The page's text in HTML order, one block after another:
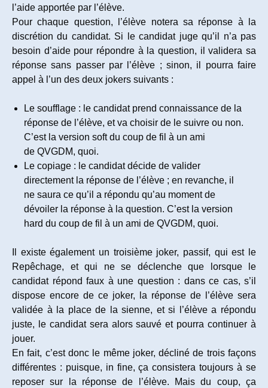
l’aide apportée par l’élève.
Pour chaque question, l’élève notera sa réponse à la
discrétion du candidat. Si le candidat juge qu’il n’a pas
besoin d’aide pour répondre à la question, il validera sa
réponse sans passer par l’élève ; sinon, il pourra faire
appel à l’un des deux jokers suivants :
Le soufflage : le candidat prend connaissance de la
réponse de l’élève, et va choisir de le suivre ou non.
C’est la version soft du coup de fil à un ami
de QVGDM, quoi.
Le copiage : le candidat décide de valider
directement la réponse de l’élève ; en revanche, il
ne saura ce qu’il a répondu qu’au moment de
dévoiler la réponse à la question. C’est la version
hard du coup de fil à un ami de QVGDM, quoi.
Il existe également un troisième joker, passif, qui est le
Repêchage, et qui ne se déclenche que lorsque le
candidat répond faux à une question : dans ce cas, s’il
dispose encore de ce joker, la réponse de l’élève sera
validée à la place de la sienne, et si l’élève a répondu
juste, le candidat sera alors sauvé et pourra continuer à
jouer.
En fait, c’est donc le même joker, décliné de trois façons
différentes : puisque, in fine, ça consistera toujours à se
reposer sur la réponse de l’élève. Mais du coup, ça